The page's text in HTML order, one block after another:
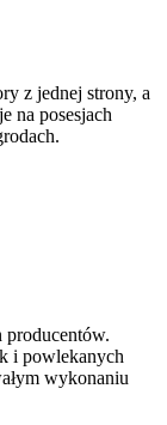
z jednej strony, a
na posesjach
producentów.
i powlekanych
wykonaniu